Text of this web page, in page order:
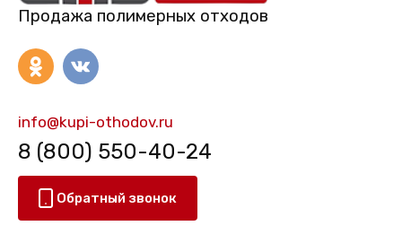
Продажа полимерных отходов
info@kupi-othodov.ru
8 (800) 550-40-24
Обратный звонок